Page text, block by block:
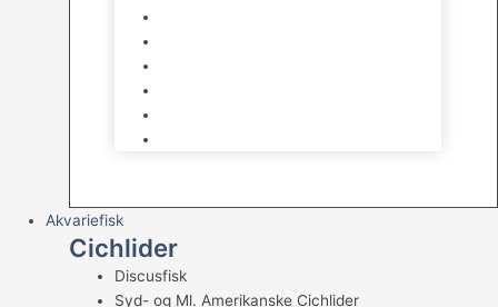
Akvariefisk
Cichlider
Discusfisk
Syd- og Ml. Amerikanske Cichlider